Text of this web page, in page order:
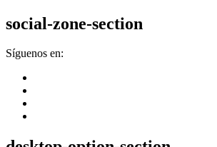
social-zone-section
Síguenos en: